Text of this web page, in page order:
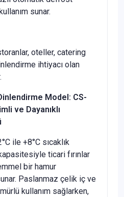
sunar.
oteller, catering
ihtiyacı olan
Model: CS-
ve Dayanıklı
ile +8°C sıcaklık
ticari fırınlar
bir hamur
Paslanmaz çelik iç ve
kullanım sağlarken,